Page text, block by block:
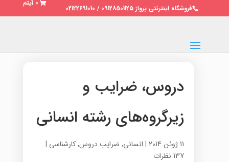
فروشگاه اینترنتی پرواز 09128501125 / 02122691010
0 آیتم
دروس، ضرایب و
زیرگروه‌های رشته انسانی
11 ژوئن 2014 | انسانی, ضرایب دروس,کارشناسی |
137 نظرات